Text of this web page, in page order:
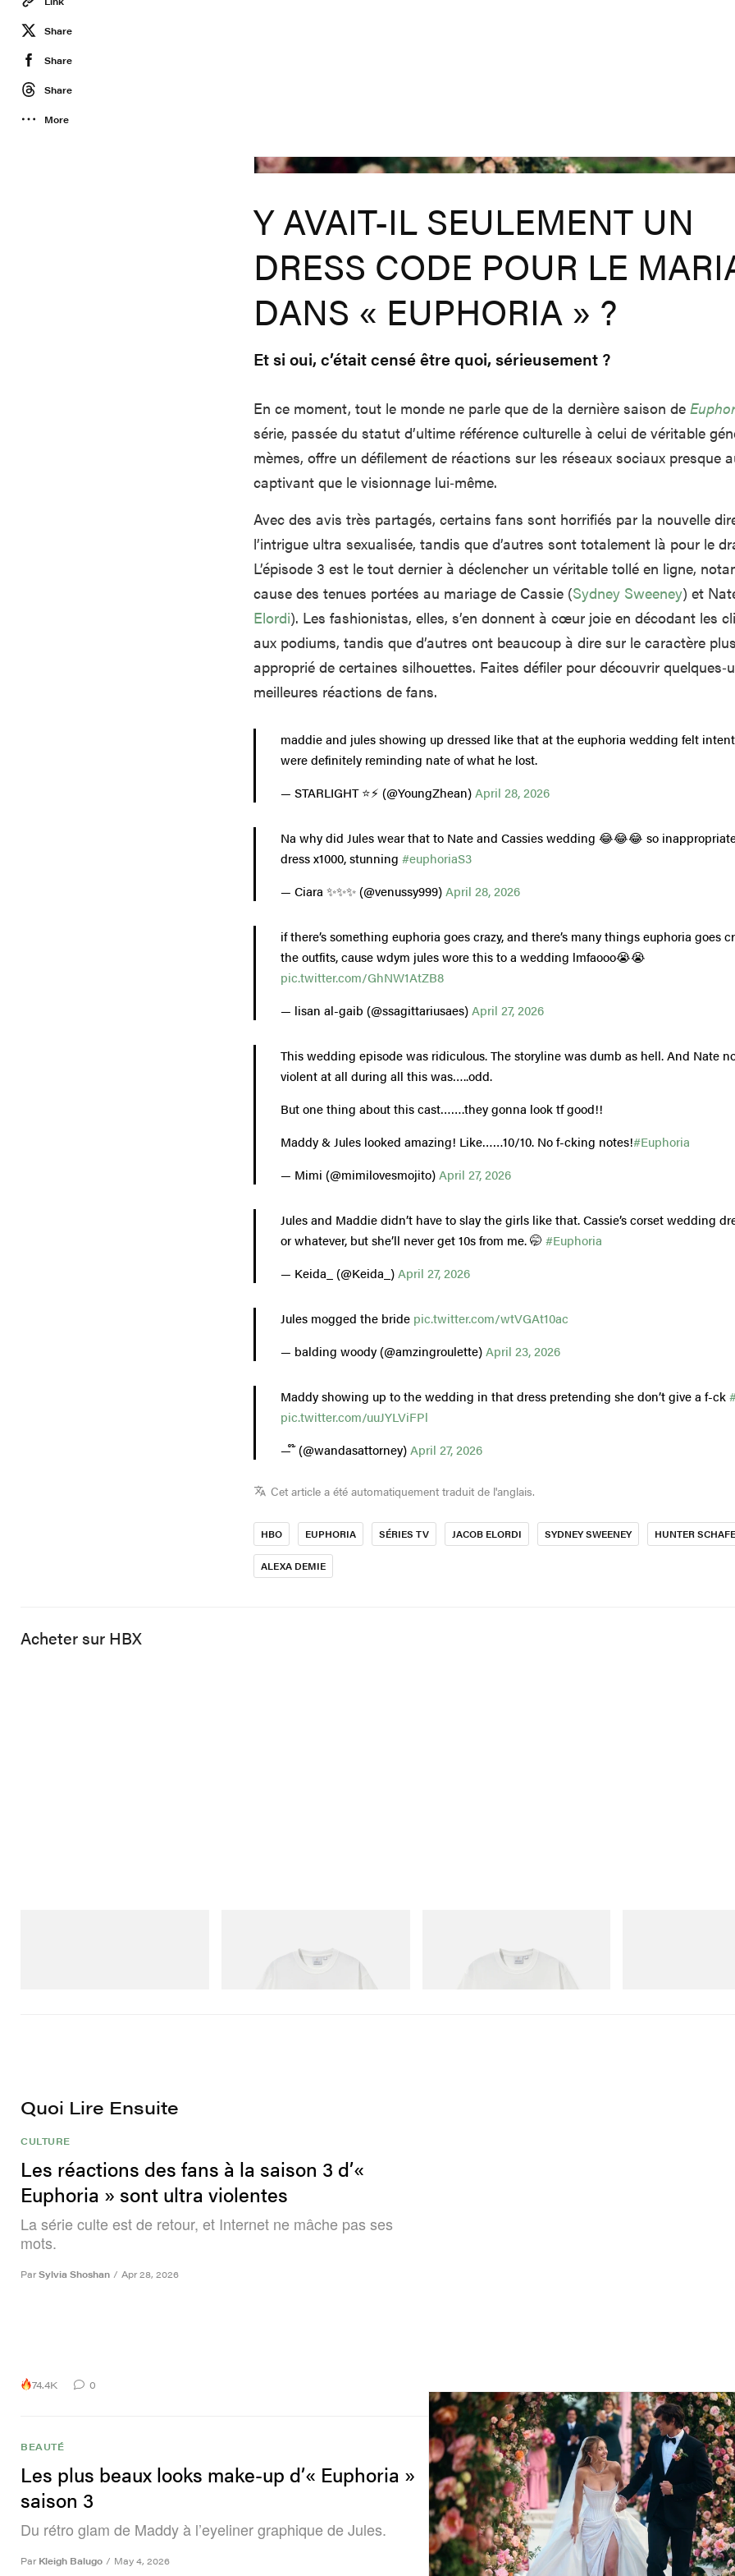
Share
Share
Share
More
Y AVAIT-IL SEULEMENT UN
DRESS CODE POUR LE
DANS « EUPHORIA » ?
Et si oui, c’était censé être quoi, sérieusement ?
En ce moment, tout le monde ne parle que de la dernière saison de
série, passée du statut d’ultime référence culturelle à celui de véritable
mèmes, offre un défilement de réactions sur les réseaux sociaux presque
captivant que le visionnage lui‑même.
Avec des avis très partagés, certains fans sont horrifiés par la nouvelle
l’intrigue ultra sexualisée, tandis que d’autres sont totalement là pour le
L’épisode 3 est le tout dernier à déclencher un véritable tollé en ligne,
cause des tenues portées au mariage de Cassie (Sydney Sweeney) et
Elordi). Les fashionistas, elles, s’en donnent à cœur joie en décodant les
aux podiums, tandis que d’autres ont beaucoup à dire sur le caractère
approprié de certaines silhouettes. Faites défiler pour découvrir
meilleures réactions de fans.
maddie and jules showing up dressed like that at the euphoria wedding felt
were definitely reminding nate of what he lost.
— STARLIGHT ⭐⚡ (@YoungZhean)April 28, 2026
Na why did Jules wear that to Nate and Cassies wedding 😂😂😂 so
dress x1000, stunning#euphoriaS3
— Ciara ✨✨✨ (@venussy999)April 28, 2026
if there’s something euphoria goes crazy, and there’s many things euphoria goes
the outfits, cause wdym jules wore this to a wedding lmfaooo😭😭
pic.twitter.com/GhNW1AtZB8
— lisan al-gaib (@ssagittariusaes)April 27, 2026
This wedding episode was ridiculous. The storyline was dumb as hell. And Nate
violent at all during all this was…..odd.
But one thing about this cast…….they gonna look tf good!!
Maddy & Jules looked amazing! Like……10/10. No f-cking notes!#Euphoria
— Mimi (@mimilovesmojito)April 27, 2026
Jules and Maddie didn’t have to slay the girls like that. Cassie’s corset wedding
or whatever, but she’ll never get 10s from me. 🤭#Euphoria
— Keida_ (@Keida_)April 27, 2026
Jules mogged the bride pic.twitter.com/wtVGAt10ac
— balding woody (@amzingroulette)April 23, 2026
Maddy showing up to the wedding in that dress pretending she don’t give a f-ck
pic.twitter.com/uuJYLViFPl
— ໊ (@wandasattorney)April 27, 2026
Cet article a été automatiquement traduit de l'anglais.
HBO EUPHORIA SÉRIES TV JACOB ELORDI SYDNEY SWEENEY HUNTER
ALEXA DEMIE
Acheter sur HBX
Acheter maintenant Acheter maintenant
Quoi Lire Ensuite
CULTURE
Les réactions des fans à la saison 3 d’«
Euphoria » sont ultra violentes
La série culte est de retour, et Internet ne mâche pas ses
mots.
Par Sylvia Shoshan / Apr 28, 2026
74.4K 0
BEAUTÉ
Les plus beaux looks make-up d’« Euphoria »
saison 3
Du rétro glam de Maddy à l’eyeliner graphique de Jules.
Par Kleigh Balugo / May 4, 2026